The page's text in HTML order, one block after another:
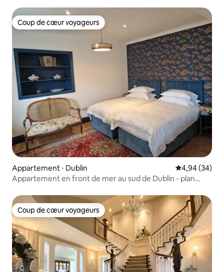
Coup de cœur voyageurs
Coup de cœur voyageurs
Appartement ⋅ Dublin Évaluation
4,94 (34)
Appartement en front de mer au sud de Dublin - plan
Coup de cœur voyageurs
Coup de cœur voyageurs